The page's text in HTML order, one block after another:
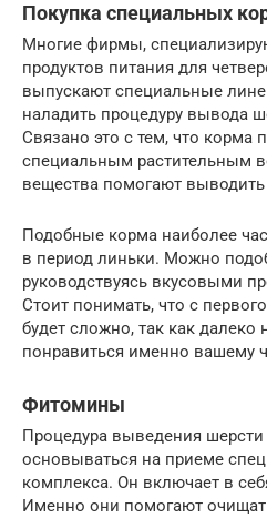
Покупка специальных
Многие фирмы,
продуктов питания для
выпускают специальные
наладить процедуру вывода
Связано это с тем, что корма
специальным растительным
вещества помогают
Подобные корма наиболее
в период линьки. Можно
руководствуясь вкусовыми
Стоит понимать, что с
будет сложно, так как далеко
понравиться именно вашему
Фитомины
Процедура выведения
основываться на приеме
комплекса. Он включает в
Именно они помогают